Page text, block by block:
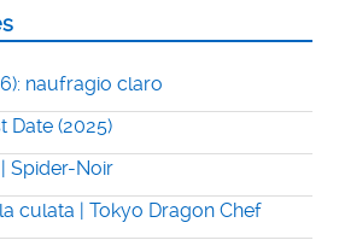
naufragio claro
Date (2025)
Spider-Noir
culata | Tokyo Dragon Chef